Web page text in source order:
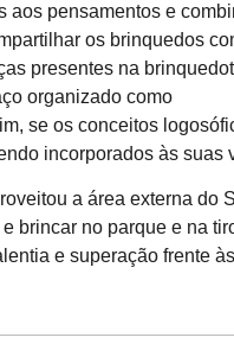
aos pensamentos e
os brinquedos
presentes na
organizado como
se os conceitos
incorporados às suas
a área externa do
brincar no parque e na
e superação frente